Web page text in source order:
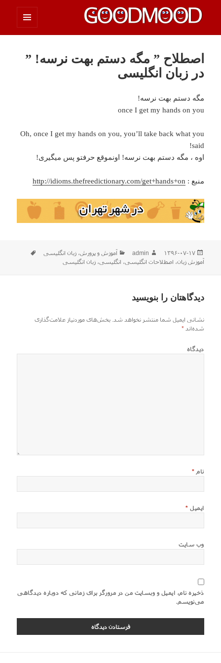
چیزای خووب مووب
اصطلاح ” مگه دستم بهت نرسه! ”
در زبان انگلیسی
مگه دستم بهت نرسه!
once I get my hands on you
Oh, once I get my hands on you, you’ll take back what you
said!
اوه ، مگه دستم بهت نرسه! اونموقع حرفتو پس میگیری!
منبع : http://idioms.thefreedictionary.com/get+hands+on
ارسال
شده
۱۳۹۶-۰۷-۱۷ نویسنده
admin دسته‌ها
آموزش و پرورش،زبان انگلیسی
آموزش زبان، اصطلاحات انگلیسی، انگلیسی،زبان انگلیسی
دیدگاهتان را بنویسید
نشانی ایمیل شما منتشر نخواهد شد. بخش‌های موردنیاز علامت‌گذاری
شده‌اند*
دیدگاه
نام *
ایمیل *
وب‌ سایت
ذخیره نام، ایمیل و وبسایت من در مرورگر برای زمانی که دوباره دیدگاهی
می‌نویسم.